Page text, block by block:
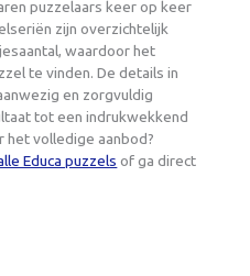
puzzelaars keer op keer
zijn overzichtelijk
waardoor het
te vinden. De details in
en zorgvuldig
tot een indrukwekkend
het volledige aanbod?
Educa puzzels of ga direct